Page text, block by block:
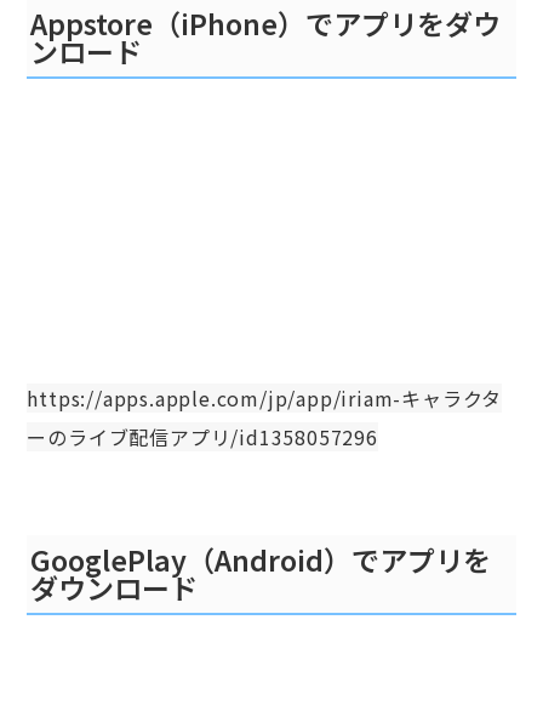
Appstore（iPhone）でアプリをダウ
ンロード
https://apps.apple.com/jp/app/iriam-キャラクタ
ーのライブ配信アプリ/id1358057296
GooglePlay（Android）でアプリを
ダウンロード